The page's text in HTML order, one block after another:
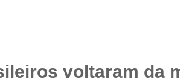
voltaram da